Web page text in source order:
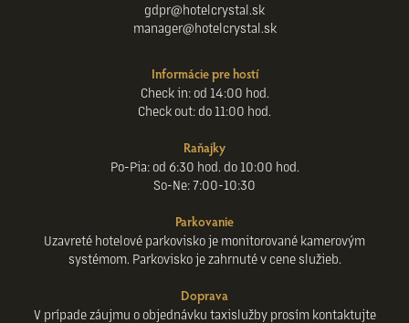
gdpr@hotelcrystal.sk
manager@hotelcrystal.sk
Informácie pre hostí
Check in: od 14:00 hod.
Check out: do 11:00 hod.
Raňajky
Po-Pia: od 6:30 hod. do 10:00 hod.
So-Ne: 7:00-10:30
Parkovanie
Uzavreté hotelové parkovisko je monitorované kamerovým
systémom. Parkovisko je zahrnuté v cene služieb.
Doprava
V prípade záujmu o objednávku taxislužby prosím kontaktujte